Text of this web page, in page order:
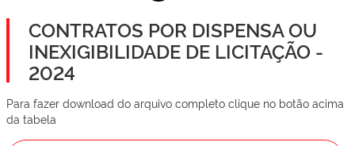
CONTRATOS POR DISPENSA OU
INEXIGIBILIDADE DE LICITAÇÃO -
2024
Para fazer download do arquivo completo clique no botão acima
da tabela